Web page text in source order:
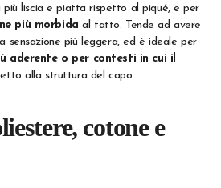
più liscia e piatta rispetto al piqué, e per
più morbida al tatto. Tende ad avere
sensazione più leggera, ed è ideale per
aderente o per contesti in cui il
alla struttura del capo.
cotone e